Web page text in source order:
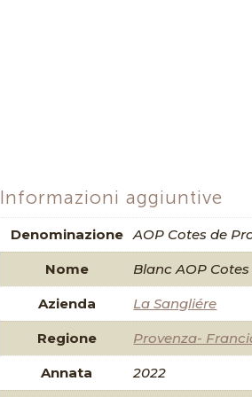
Informazioni aggiuntive
Denominazione AOP Cotes de
Nome Blanc AOP
Azienda La Sangliére
Regione Provenza-
Annata 2022